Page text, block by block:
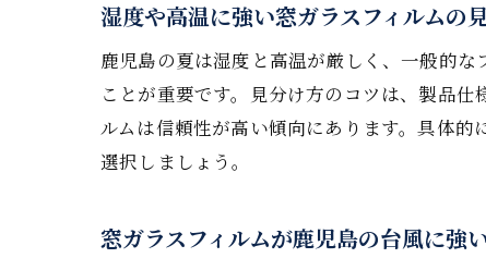
湿度や高温に強い窓ガラスフィルムの
鹿児島の夏は湿度と高温が厳しく、一般的
ことが重要です。見分け方のコツは、製品
ルムは信頼性が高い傾向にあります。具体
選択しましょう。
窓ガラスフィルムが鹿児島の台風に強